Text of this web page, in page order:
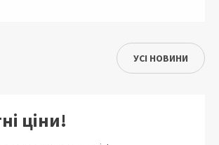
УСІ НОВИНИ
ціни!